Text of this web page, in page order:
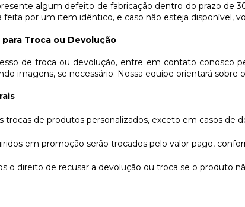
algum defeito de fabricação dentro do prazo de
feita por um item idêntico, e caso não esteja
Troca ou Devolução
de troca ou devolução, entre em contato conosco
imagens, se necessário. Nossa equipe orientará sobre
trocas de produtos personalizados, exceto em casos de
em promoção serão trocados pelo valor pago,
o direito de recusar a devolução ou troca se o produto